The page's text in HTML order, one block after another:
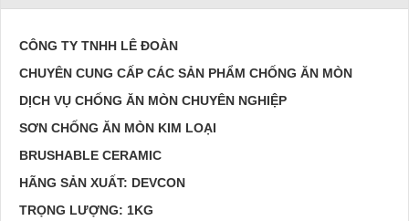
CÔNG TY TNHH LÊ ĐOÀN
CHUYÊN CUNG CẤP CÁC SẢN PHẨM CHỐNG ĂN MÒN
DỊCH VỤ CHỐNG ĂN MÒN CHUYÊN NGHIỆP
SƠN CHỐNG ĂN MÒN KIM LOẠI
BRUSHABLE CERAMIC
HÃNG SẢN XUẤT: DEVCON
TRỌNG LƯỢNG: 1KG